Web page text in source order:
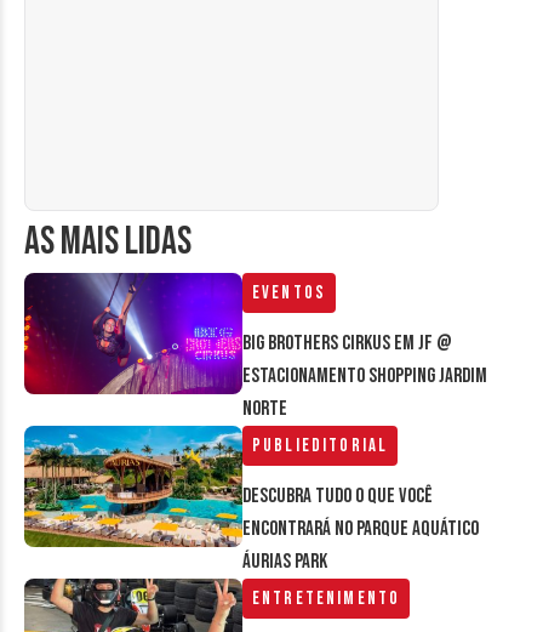
AS MAIS LIDAS
Eventos
Big Brothers Cirkus em JF @
estacionamento Shopping Jardim
Norte
Publieditorial
Descubra tudo o que você
encontrará no parque aquático
Áurias Park
Entretenimento